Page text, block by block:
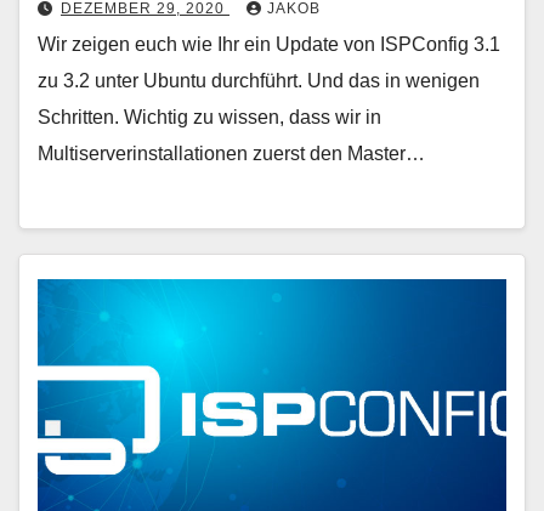
DEZEMBER 29, 2020 JAKOB
Wir zeigen euch wie Ihr ein Update von ISPConfig 3.1
zu 3.2 unter Ubuntu durchführt. Und das in wenigen
Schritten. Wichtig zu wissen, dass wir in
Multiserverinstallationen zuerst den Master…